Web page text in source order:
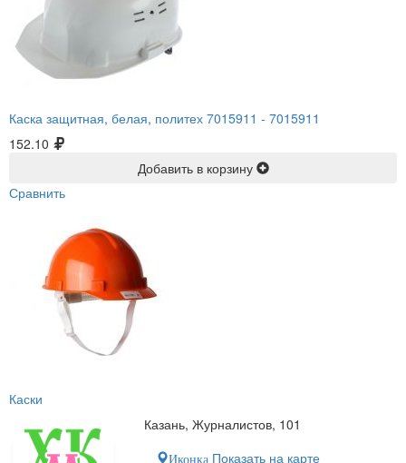
Каска защитная, белая, политех 7015911 - 7015911
152.10
Добавить в корзину
Сравнить
Каски
Казань, Журналистов, 101
Иконка Показать на карте